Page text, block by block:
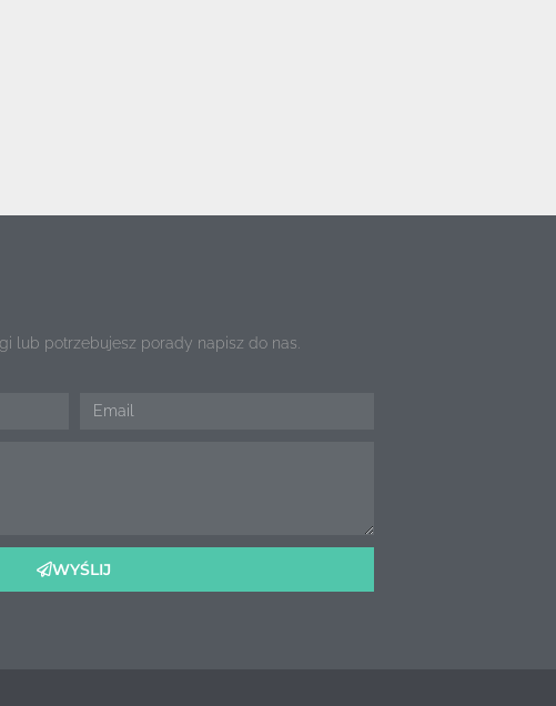
lub potrzebujesz porady napisz do nas.
WYŚLIJ